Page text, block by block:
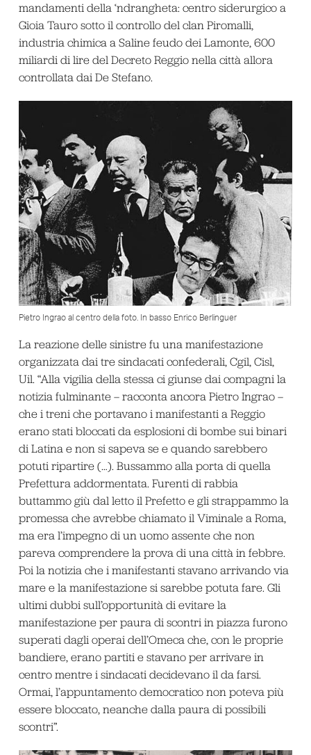
mandamenti della ‘ndrangheta: centro siderurgico a
Gioia Tauro sotto il controllo del clan Piromalli,
industria chimica a Saline feudo dei Lamonte, 600
miliardi di lire del Decreto Reggio nella città allora
controllata dai De Stefano.
Pietro Ingrao al centro della foto. In basso Enrico Berlinguer
La reazione delle sinistre fu una manifestazione
organizzata dai tre sindacati confederali, Cgil, Cisl,
Uil. “Alla vigilia della stessa ci giunse dai compagni la
notizia fulminante – racconta ancora Pietro Ingrao –
che i treni che portavano i manifestanti a Reggio
erano stati bloccati da esplosioni di bombe sui binari
di Latina e non si sapeva se e quando sarebbero
potuti ripartire (…). Bussammo alla porta di quella
Prefettura addormentata. Furenti di rabbia
buttammo giù dal letto il Prefetto e gli strappammo la
promessa che avrebbe chiamato il Viminale a Roma,
ma era l’impegno di un uomo assente che non
pareva comprendere la prova di una città in febbre.
Poi la notizia che i manifestanti stavano arrivando via
mare e la manifestazione si sarebbe potuta fare. Gli
ultimi dubbi sull’opportunità di evitare la
manifestazione per paura di scontri in piazza furono
superati dagli operai dell’Omeca che, con le proprie
bandiere, erano partiti e stavano per arrivare in
centro mentre i sindacati decidevano il da farsi.
Ormai, l’appuntamento democratico non poteva più
essere bloccato, neanche dalla paura di possibili
scontri”.